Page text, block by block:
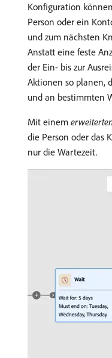
Konfiguration
Person oder ein
und zum nächsten
Anstatt eine feste
der Ein- bis zur
Aktionen so planen,
und an bestimmten
Mit einem
die Person oder das
nur die Wartezeit.